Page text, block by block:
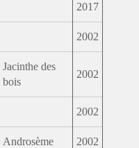
2017
2002
Jacinthe des
bois
2002
2002
Androsème 2002